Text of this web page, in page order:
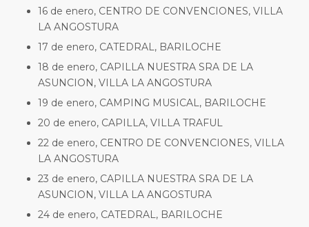
16 de enero, CENTRO DE CONVENCIONES, VILLA
LA ANGOSTURA
17 de enero, CATEDRAL, BARILOCHE
18 de enero, CAPILLA NUESTRA SRA DE LA
ASUNCION, VILLA LA ANGOSTURA
19 de enero, CAMPING MUSICAL, BARILOCHE
20 de enero, CAPILLA, VILLA TRAFUL
22 de enero, CENTRO DE CONVENCIONES, VILLA
LA ANGOSTURA
23 de enero, CAPILLA NUESTRA SRA DE LA
ASUNCION, VILLA LA ANGOSTURA
24 de enero, CATEDRAL, BARILOCHE